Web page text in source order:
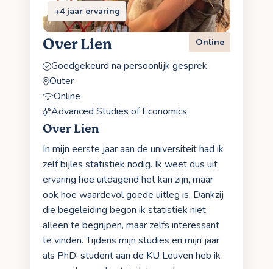
+4 jaar ervaring
Over Lien Online
Goedgekeurd na persoonlijk gesprek
Outer
Online
Advanced Studies of Economics
Over Lien
In mijn eerste jaar aan de universiteit had ik
zelf bijles statistiek nodig. Ik weet dus uit
ervaring hoe uitdagend het kan zijn, maar
ook hoe waardevol goede uitleg is. Dankzij
die begeleiding begon ik statistiek niet
alleen te begrijpen, maar zelfs interessant
te vinden. Tijdens mijn studies en mijn jaar
als PhD-student aan de KU Leuven heb ik